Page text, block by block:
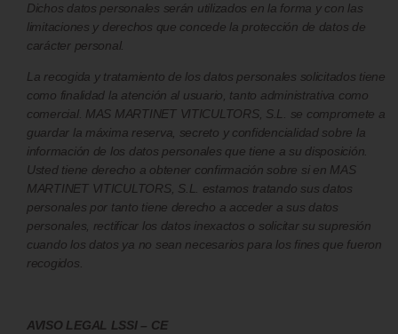
Dichos datos personales serán utilizados en la forma y con las
limitaciones y derechos que concede la protección de datos de
carácter personal.
La recogida y tratamiento de los datos personales solicitados tiene
como finalidad la atención al usuario, tanto administrativa como
comercial. MAS MARTINET VITICULTORS, S.L. se compromete a
guardar la máxima reserva, secreto y confidencialidad sobre la
información de los datos personales que tiene a su disposición.
Usted tiene derecho a obtener confirmación sobre si en MAS
MARTINET VITICULTORS, S.L. estamos tratando sus datos
personales por tanto tiene derecho a acceder a sus datos
personales, rectificar los datos inexactos o solicitar su supresión
cuando los datos ya no sean necesarios para los fines que fueron
recogidos.
AVISO LEGAL LSSI – CE